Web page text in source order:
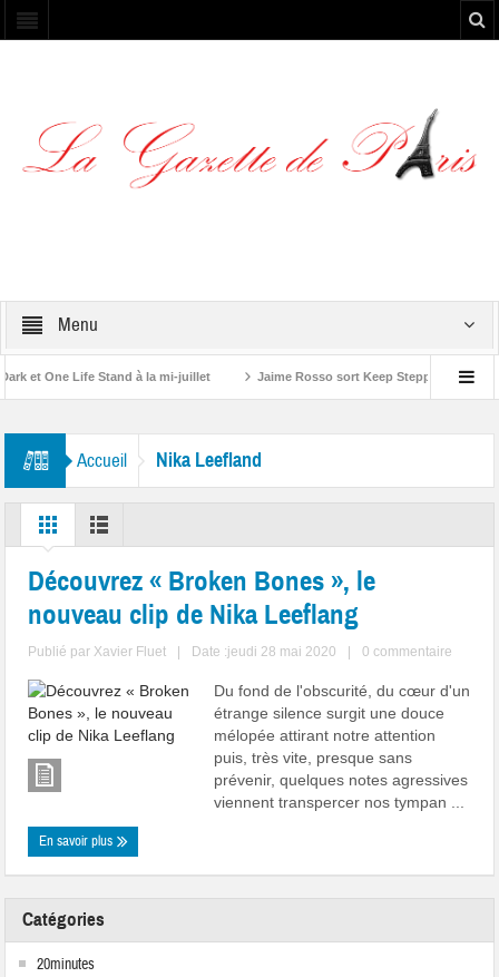
Menu
et One Life Stand à la mi-juillet Jaime Rosso sort Keep Stepping, son
Accueil Nika Leefland
Découvrez « Broken Bones », le
nouveau clip de Nika Leeflang
Publié par Xavier Fluet Date :jeudi 28 mai 2020 0 commentaire
Du fond de l'obscurité, du cœur d'un
étrange silence surgit une douce
mélopée attirant notre attention
puis, très vite, presque sans
prévenir, quelques notes agressives
viennent transpercer nos tympan ...
En savoir plus
Catégories
20minutes